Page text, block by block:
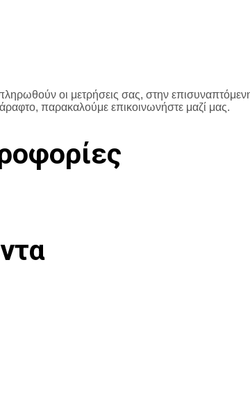
οι μετρήσεις σας, στην επισυναπτόμενη
παρακαλούμε επικοινωνήστε μαζί μας.